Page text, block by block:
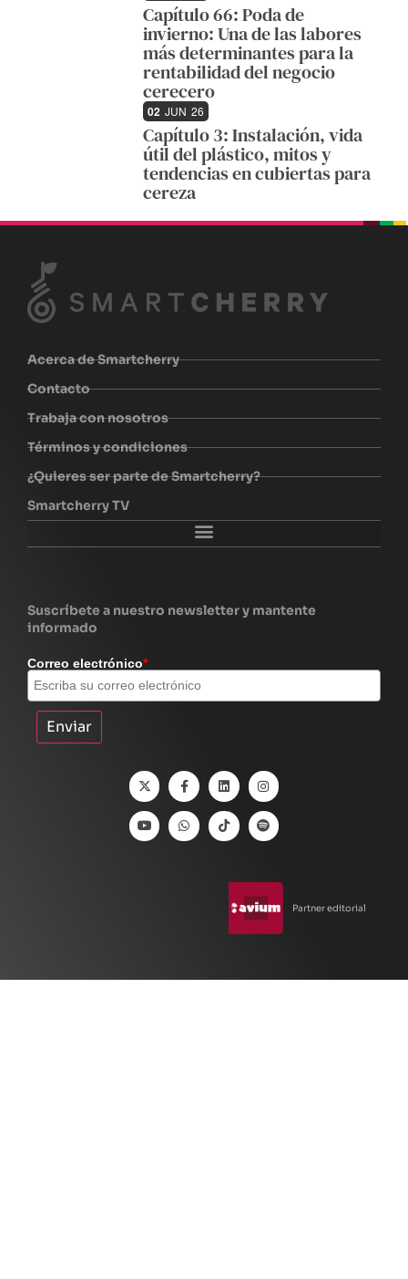
Capítulo 66: Poda de
invierno: Una de las labores
más determinantes para la
rentabilidad del negocio
cerecero
02 JUN 26
Capítulo 3: Instalación, vida
útil del plástico, mitos y
tendencias en cubiertas para
cereza
Acerca de Smartcherry
Contacto
Trabaja con nosotros
Términos y condiciones
¿Quieres ser parte de Smartcherry?
Smartcherry TV
Suscríbete a nuestro newsletter y mantente
informado
Correo electrónico*
Partner editorial